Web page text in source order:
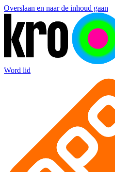
Overslaan en naar de inhoud gaan
Word lid